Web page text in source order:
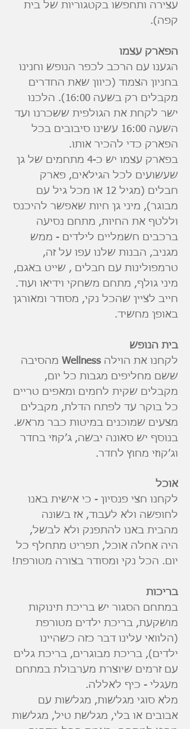
עצירה ותחפשו בקטגוריות של בית
קפה).
הפארק עצמו
הגענו עם הרכב לכפר הנופש וחנינו
בחניון הצמוד (כיוון שאת החדרים
מקבלים רק בשעה 16:00). הלכנו
ישר לקחת את הגולפית ששכרנו ועד
השעה 16:00 עשינו סיבובים בכל
הפארק כדי להכיר אותו.
בפארק עצמו יש כ-4 מתחמים של גן
שעשועים לכל הגילאים, פארק
חבלים (מגיל 12 או מכל גיל עם
מבוגר), מיני גן חיות שאפשר להיכנס
וללטף את החיות, מתחם נסיעה
ברכבים חשמליים לילדים - ממש
מגניב, הבנות שלנו עפו על זה,
טרמפולינות עם חבלים , שייט באגם,
מיני גולף, מתחם משחקי וידיאו ועוד.
חייב לציין שהכל נקי, מסודר ומאורגן
באופן מחשיד.
בית הנופש
לקחנו את הוילה Wellness מהסיבה
ששם מחליפים מגבות כל יום,
מקבלים שקית לחמים ומאפים טריים
כל בוקר עד לפתח הדלת, מקבלים
מצעים שמוכנים במיטות כבר מראש.
בנוסף יש סאונה יבשה, ג׳קוזי בחדר
וג׳קוזי מחוץ לחדר.
אוכל
לקחנו חצי פנסיון - כי אישית באנו
לחופשה ולא לעבוד, אז בשונה
מהבית באנו להתפנק ולא לבשל,
היה אחלה אוכל, תפריט מתחלף כל
יום. הכל נקי ומסודר בצורה מטורפת!
בריכות
במתחם הסגור יש בריכת תינוקות
מושקעת, בריכת ילדים מטורפת
(הלוואי עלינו דבר כזה כשהיינו
ילדים), בריכת מבוגרים, בריכת גלים
עם זרמים שיוצרת מערבולת במתחם
מעגלי - כיף לאללה.
מלא סוגי מגלשות, מגלשות עם
אבובים או בלי, מגלשת טיל, מגלשות